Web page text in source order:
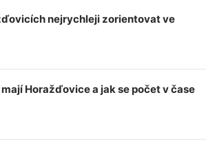
nejrychleji zorientovat ve
Horažďovice a jak se počet v čase